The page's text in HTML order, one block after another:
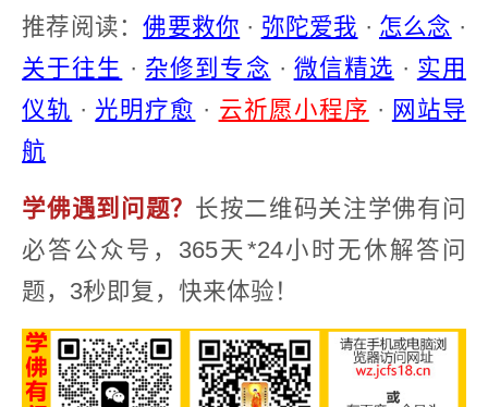
推荐阅读：佛要救你 · 弥陀爱我 · 怎么念 ·
关于往生 · 杂修到专念 · 微信精选 · 实用
仪轨 · 光明疗愈 · 云祈愿小程序 · 网站导
航
学佛遇到问题？ 长按二维码关注学佛有问
必答公众号，365天*24小时无休解答问
题，3秒即复，快来体验！